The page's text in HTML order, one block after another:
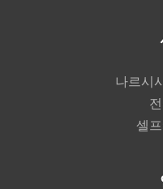
나르시
셀